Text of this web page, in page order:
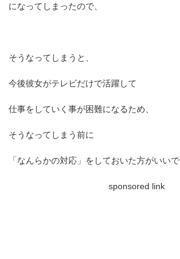
になってしまったので、
そうなってしまうと、
今後彼女がテレビだけで活躍して
仕事をしていく事が困難になるため、
そうなってしまう前に
「なんらかの対応」をしておいた方がいいで
sponsored link